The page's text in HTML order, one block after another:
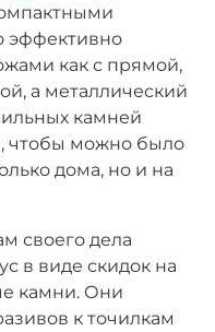
эффективно
как с прямой,
а металлический
камней
чтобы можно было
дома, но и на
своего дела
в виде скидок на
камни. Они
к точилкам